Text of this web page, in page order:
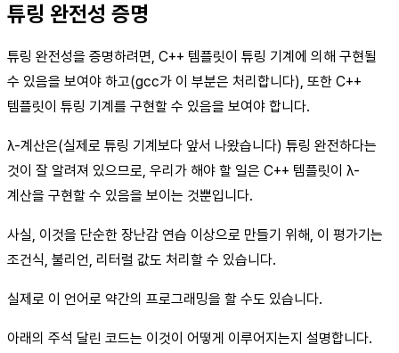
튜링 완전성 증명
튜링 완전성을 증명하려면, C++ 템플릿이 튜링 기계에 의해 구현될
수 있음을 보여야 하고(gcc가 이 부분은 처리합니다), 또한 C++
템플릿이 튜링 기계를 구현할 수 있음을 보여야 합니다.
λ-계산은(실제로 튜링 기계보다 앞서 나왔습니다) 튜링 완전하다는
것이 잘 알려져 있으므로, 우리가 해야 할 일은 C++ 템플릿이 λ-
계산을 구현할 수 있음을 보이는 것뿐입니다.
사실, 이것을 단순한 장난감 연습 이상으로 만들기 위해, 이 평가기는
조건식, 불리언, 리터럴 값도 처리할 수 있습니다.
실제로 이 언어로 약간의 프로그래밍을 할 수도 있습니다.
아래의 주석 달린 코드는 이것이 어떻게 이루어지는지 설명합니다.